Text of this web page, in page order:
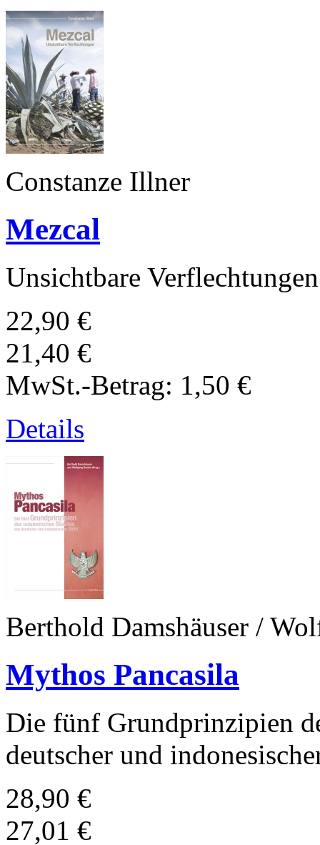
Constanze Illner
Mezcal
Unsichtbare Verflechtungen
22,90 €
21,40 €
MwSt.-Betrag: 1,50 €
Details
Berthold Damshäuser /
Mythos Pancasila
Die fünf Grundprinzipien
deutscher und
28,90 €
27,01 €